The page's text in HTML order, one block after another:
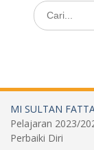
Search
for:
MI SULTAN
Pelajaran 2023/
Perbaiki Diri